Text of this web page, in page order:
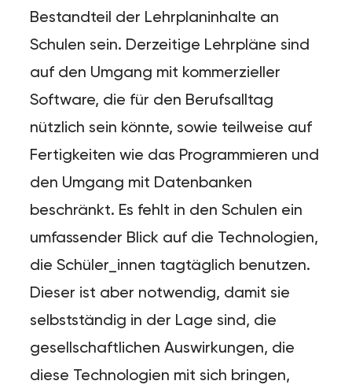
Bestandteil der Lehrplaninhalte an
Schulen sein. Derzeitige Lehrpläne sind
auf den Umgang mit kommerzieller
Software, die für den Berufsalltag
nützlich sein könnte, sowie teilweise auf
Fertigkeiten wie das Programmieren und
den Umgang mit Datenbanken
beschränkt. Es fehlt in den Schulen ein
umfassender Blick auf die Technologien,
die Schüler_innen tagtäglich benutzen.
Dieser ist aber notwendig, damit sie
selbstständig in der Lage sind, die
gesellschaftlichen Auswirkungen, die
diese Technologien mit sich bringen,